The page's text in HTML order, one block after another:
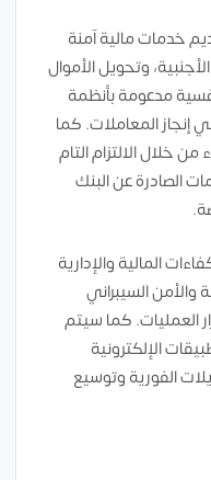
خدمات مالية آمنة
وتحويل الأموال
مدعومة بأنظمة
إنجاز المعاملات. كما
خلال الالتزام التام
الصادرة عن البنك
المالية والإدارية
السيبراني
العمليات. كما سيتم
الإلكترونية
الفورية وتوسيع